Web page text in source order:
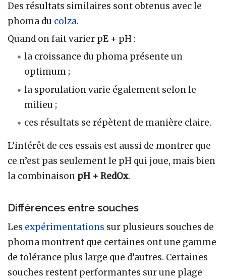
Des résultats similaires sont obtenus avec le
phoma du colza.
Quand on fait varier pE + pH :
la croissance du phoma présente un
optimum ;
la sporulation varie également selon le
milieu ;
ces résultats se répètent de manière claire.
L’intérêt de ces essais est aussi de montrer que
ce n’est pas seulement le pH qui joue, mais bien
la combinaison pH + RedOx.
Différences entre souches
Les expérimentations sur plusieurs souches de
phoma montrent que certaines ont une gamme
de tolérance plus large que d’autres. Certaines
souches restent performantes sur une plage